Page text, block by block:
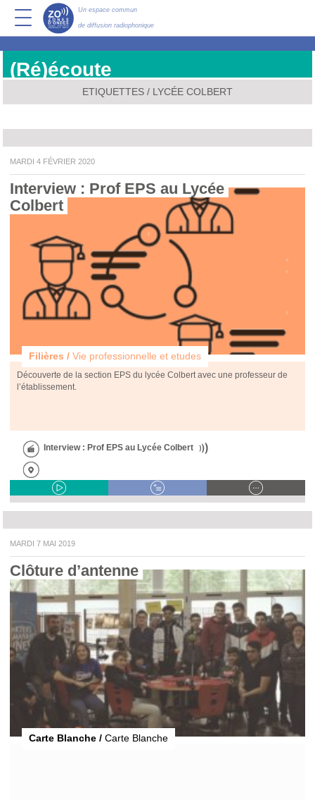
Un espace commun
de diffusion radiophonique
(Ré)écoute
ETIQUETTES / LYCÉE COLBERT
MARDI 4 FÉVRIER 2020
Interview : Prof EPS au Lycée
Colbert
Filières / Vie professionnelle et etudes
Découverte de la section EPS du lycée Colbert avec une professeur de
l’établissement.
Interview : Prof EPS au Lycée Colbert
MARDI 7 MAI 2019
Clôture d’antenne
Carte Blanche / Carte Blanche